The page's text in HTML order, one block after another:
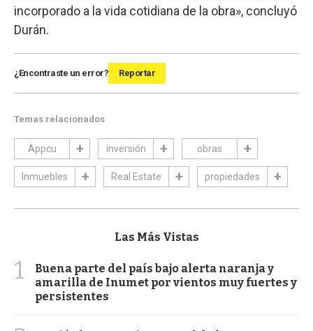
incorporado a la vida cotidiana de la obra», concluyó
Durán.
¿Encontraste un error? Reportar
Temas relacionados
Appcu inversión obras
Inmuebles Real Estate propiedades
Las Más Vistas
1
Buena parte del país bajo alerta naranja y
amarilla de Inumet por vientos muy fuertes y
persistentes